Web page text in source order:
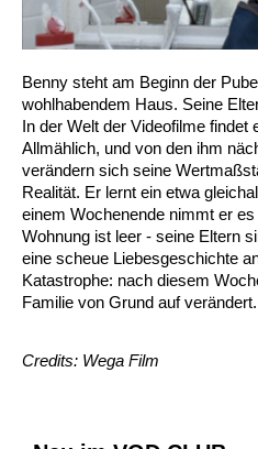
Benny steht am Beginn der
wohlhabendem Haus. Seine
In der Welt der Videofilme findet
Allmählich, und von den ihm
verändern sich seine
Realität. Er lernt ein etwa
einem Wochenende nimmt er
Wohnung ist leer - seine Eltern
eine scheue Liebesgeschichte
Katastrophe: nach diesem
Familie von Grund auf verändert.
Credits: Wega Film